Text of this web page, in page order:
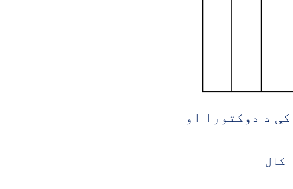
د دوکتورا او